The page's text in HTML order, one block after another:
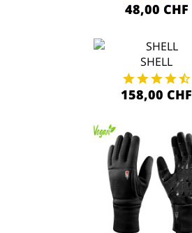
48,00 CHF
SHELL
158,00 CHF